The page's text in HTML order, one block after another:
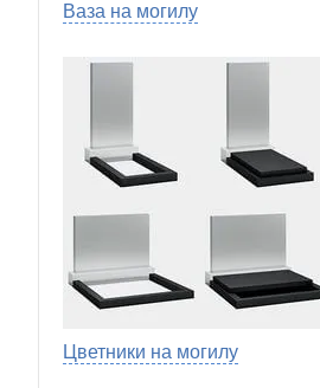
Ваза на могилу
Цветники на могилу